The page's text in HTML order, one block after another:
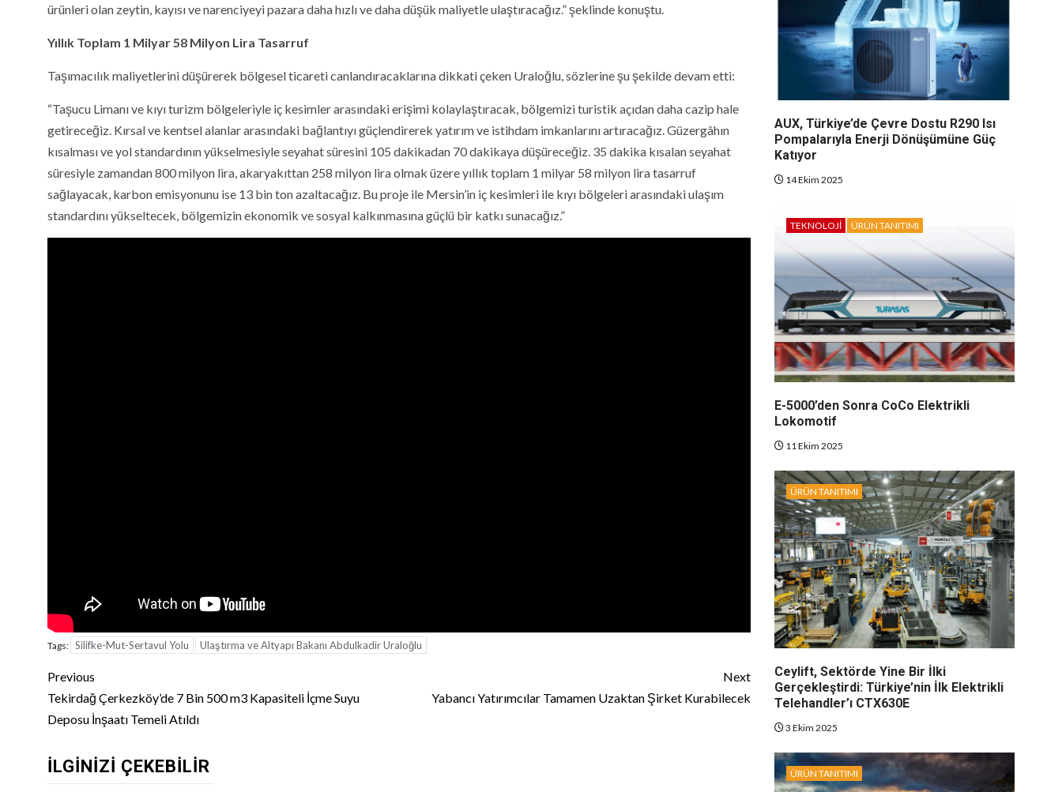
ürünleri olan zeytin, kayısı ve narenciyeyi pazara daha hızlı ve daha düşük maliyetle ulaştıracağız.” şeklinde konuştu.
Yıllık Toplam 1 Milyar 58 Milyon Lira Tasarruf
Taşımacılık maliyetlerini düşürerek bölgesel ticareti canlandıracaklarına dikkati çeken Uraloğlu, sözlerine şu şekilde devam etti:
“Taşucu Limanı ve kıyı turizm bölgeleriyle iç kesimler arasındaki erişimi kolaylaştıracak, bölgemizi turistik açıdan daha cazip hale
getireceğiz. Kırsal ve kentsel alanlar arasındaki bağlantıyı güçlendirerek yatırım ve istihdam imkanlarını artıracağız. Güzergâhın
kısalması ve yol standardının yükselmesiyle seyahat süresini 105 dakikadan 70 dakikaya düşüreceğiz. 35 dakika kısalan seyahat
süresiyle zamandan 800 milyon lira, akaryakıttan 258 milyon lira olmak üzere yıllık toplam 1 milyar 58 milyon lira tasarruf
sağlayacak, karbon emisyonunu ise 13 bin ton azaltacağız. Bu proje ile Mersin’in iç kesimleri ile kıyı bölgeleri arasındaki ulaşım
standardını yükseltecek, bölgemizin ekonomik ve sosyal kalkınmasına güçlü bir katkı sunacağız.”
Tags: Silifke-Mut-Sertavul Yolu Ulaştırma ve Altyapı Bakanı Abdulkadir Uraloğlu
Continue
Reading
Previous
Tekirdağ Çerkezköy’de 7 Bin 500 m3 Kapasiteli İçme Suyu
Deposu İnşaatı Temeli Atıldı
Next
Yabancı Yatırımcılar Tamamen Uzaktan Şirket Kurabilecek
İLGINIZI ÇEKEBILIR
AUX, Türkiye’de Çevre Dostu R290 Isı
Pompalarıyla Enerji Dönüşümüne Güç
Katıyor
14 Ekim 2025
TEKNOLOJI ÜRÜN TANITIMI
E-5000’den Sonra CoCo Elektrikli
Lokomotif
11 Ekim 2025
ÜRÜN TANITIMI
Ceylift, Sektörde Yine Bir İlki
Gerçekleştirdi: Türkiye’nin İlk Elektrikli
Telehandler’ı CTX630E
3 Ekim 2025
ÜRÜN TANITIMI